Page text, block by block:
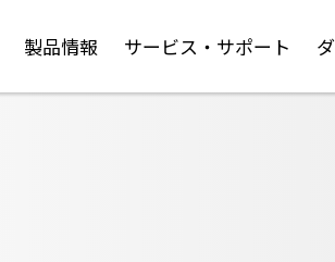
製品情報 サービス・サポート